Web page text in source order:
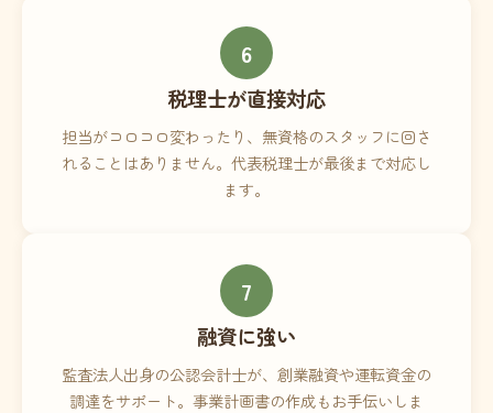
6
税理士が直接対応
担当がコロコロ変わったり、無資格のスタッフに回さ
れることはありません。代表税理士が最後まで対応し
ます。
7
融資に強い
監査法人出身の公認会計士が、創業融資や運転資金の
調達をサポート。事業計画書の作成もお手伝いしま